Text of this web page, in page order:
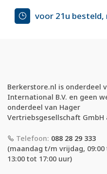
voor 21u
Berkerstore.nl is onderdeel
International B.V. en geen
onderdeel van Hager
Vertriebsgesellschaft GmbH
Telefoon: 088 28 29 333
(maandag t/m vrijdag, 09:00
13:00 tot 17:00 uur)